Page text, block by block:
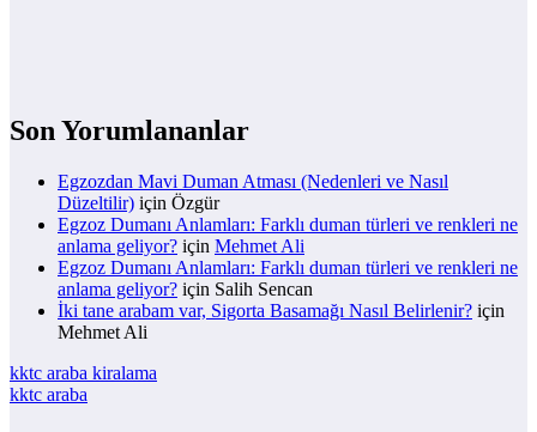
Son Yorumlananlar
Egzozdan Mavi Duman Atması (Nedenleri ve Nasıl
Düzeltilir) için Özgür
Egzoz Dumanı Anlamları: Farklı duman türleri ve renkleri ne
anlama geliyor? için Mehmet Ali
Egzoz Dumanı Anlamları: Farklı duman türleri ve renkleri ne
anlama geliyor? için Salih Sencan
İki tane arabam var, Sigorta Basamağı Nasıl Belirlenir? için
Mehmet Ali
kktc araba kiralama
kktc araba